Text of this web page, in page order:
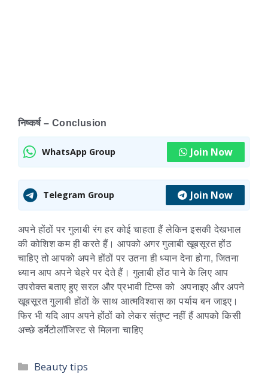
निष्कर्ष – Conclusion
WhatsApp Group Join Now
Telegram Group Join Now
अपने होंठों पर गुलाबी रंग हर कोई चाहता हैं लेकिन इसकी देखभाल
की कोशिश कम ही करते हैं। आपको अगर गुलाबी खूबसूरत होंठ
चाहिए तो आपको अपने होंठों पर उतना ही ध्यान देना होगा, जितना
ध्यान आप अपने चेहरे पर देते हैं। गुलाबी होंठ पाने के लिए आप
उपरोक्त बताए हुए सरल और प्रभावी टिप्स को अपनाइए और अपने
खूबसूरत गुलाबी होंठों के साथ आत्मविश्वास का पर्याय बन जाइए।
फिर भी यदि आप अपने होंठों को लेकर संतुष्ट नहीं हैं आपको किसी
अच्छे डर्मेटोलॉजिस्ट से मिलना चाहिए
Categories
Beauty tips